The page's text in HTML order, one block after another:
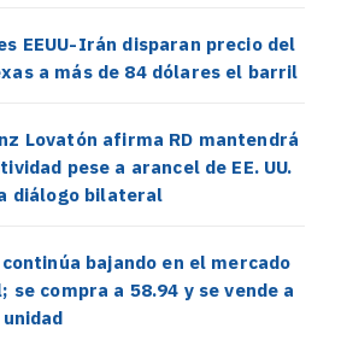
EEUU-Irán disparan precio del
a más de 84 dólares el barril
Lovatón afirma RD mantendrá
pese a arancel de EE. UU.
diálogo bilateral
bajando en el mercado
se compra a 58.94 y se vende a